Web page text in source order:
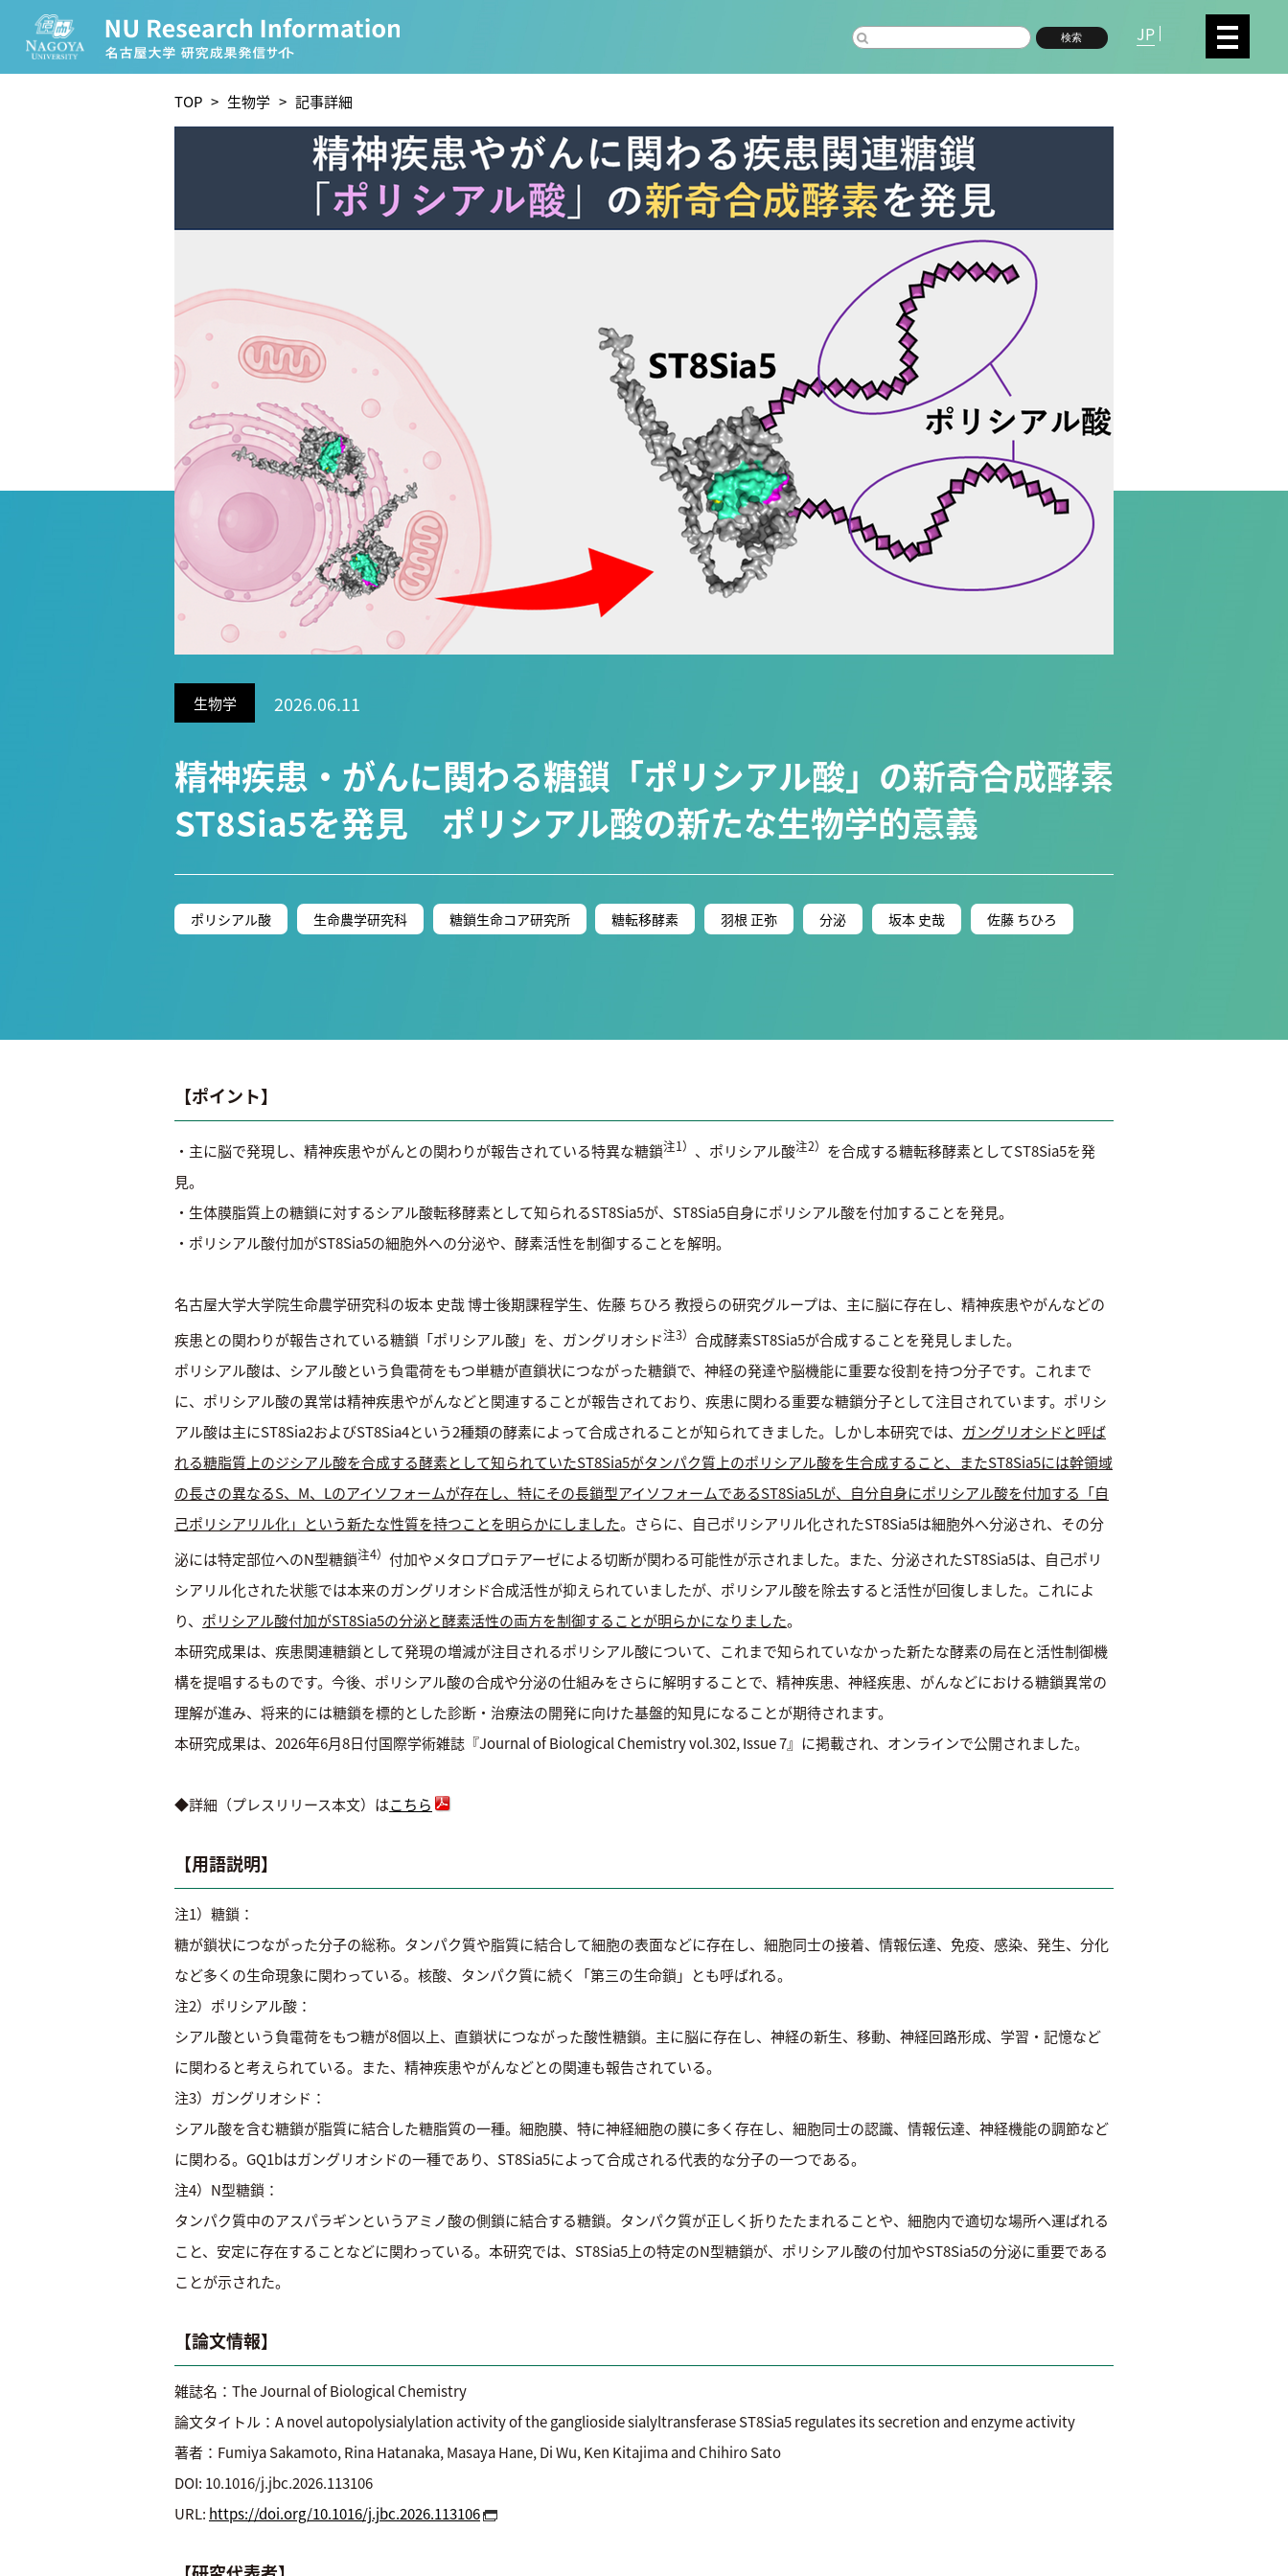
検索 JP
CATEGORY
生物学 社会科学 総合理工 総合生物 複合領域
化学 工学 情報学 数物系科学
工学研究科 (211) 医学系研究科 (177) 生命農学研究科 (116) トランスフォーマティブ生命分子研究所 (75) 環境学研究科 (67)
宙地球環境研究所 (63)
未来材料・システム研究所 (61) 情報学研究科 (47) 植物 (33) 機械学習 (31) 高等研究院 (26)
生物機能開発利用研究センタ
環境医学研究所 (23) 未来社会創造機構 (22) 宇宙 (21) 創薬科学研究科 (20) シロイヌナズナ (19)
Research VIDEOS
Researchers' VOICE
名古屋大学基金 研究者総覧
TOP > 生物学 > 記事詳細
生物学 2026.06.11
精神疾患・がんに関わる糖鎖「ポリシアル酸」の新奇合成酵素
ST8Sia5を発見 ポリシアル酸の新たな生物学的意義
ポリシアル酸 生命農学研究科 糖鎖生命コア研究所 糖転移酵素 羽根 正弥 分泌 坂本 史哉 佐藤 ちひろ
【ポイント】
・主に脳で発現し、精神疾患やがんとの関わりが報告されている特異な糖鎖注1） 、ポリシアル酸注2） を合成する糖転移酵素としてST8Sia5を発
見。
・生体膜脂質上の糖鎖に対するシアル酸転移酵素として知られるST8Sia5が、ST8Sia5自身にポリシアル酸を付加することを発見。
・ポリシアル酸付加がST8Sia5の細胞外への分泌や、酵素活性を制御することを解明。
名古屋大学大学院生命農学研究科の坂本 史哉 博士後期課程学生、佐藤 ちひろ 教授らの研究グループは、主に脳に存在し、精神疾患やがんなどの
疾患との関わりが報告されている糖鎖「ポリシアル酸」を、ガングリオシド注3） 合成酵素ST8Sia5が合成することを発見しました。
ポリシアル酸は、シアル酸という負電荷をもつ単糖が直鎖状につながった糖鎖で、神経の発達や脳機能に重要な役割を持つ分子です。これまで
に、ポリシアル酸の異常は精神疾患やがんなどと関連することが報告されており、疾患に関わる重要な糖鎖分子として注目されています。ポリシ
アル酸は主にST8Sia2およびST8Sia4という2種類の酵素によって合成されることが知られてきました。しかし本研究では、 ガングリオシドと呼ば
れる糖脂質上のジシアル酸を合成する酵素として知られていたST8Sia5がタンパク質上のポリシアル酸を生合成すること、またST8Sia5には幹領域
の長さの異なるS、M、Lのアイソフォームが存在し、特にその長鎖型アイソフォームであるST8Sia5Lが、自分自身にポリシアル酸を付加する「自
己ポリシアリル化」という新たな性質を持つことを明らかにしました。さらに、自己ポリシアリル化されたST8Sia5は細胞外へ分泌され、その分
泌には特定部位へのN型糖鎖注4） 付加やメタロプロテアーゼによる切断が関わる可能性が示されました。また、分泌されたST8Sia5は、自己ポリ
シアリル化された状態では本来のガングリオシド合成活性が抑えられていましたが、ポリシアル酸を除去すると活性が回復しました。これによ
り、 ポリシアル酸付加がST8Sia5の分泌と酵素活性の両方を制御することが明らかになりました。
本研究成果は、疾患関連糖鎖として発現の増減が注目されるポリシアル酸について、これまで知られていなかった新たな酵素の局在と活性制御機
構を提唱するものです。今後、ポリシアル酸の合成や分泌の仕組みをさらに解明することで、精神疾患、神経疾患、がんなどにおける糖鎖異常の
理解が進み、将来的には糖鎖を標的とした診断・治療法の開発に向けた基盤的知見になることが期待されます。
本研究成果は、2026年6月8日付国際学術雑誌『Journal of Biological Chemistry vol.302, Issue 7』に掲載され、オンラインで公開されました。
◆詳細（プレスリリース本文）はこちら
【用語説明】
注1）糖鎖：
糖が鎖状につながった分子の総称。タンパク質や脂質に結合して細胞の表面などに存在し、細胞同士の接着、情報伝達、免疫、感染、発生、分化
など多くの生命現象に関わっている。核酸、タンパク質に続く「第三の生命鎖」とも呼ばれる。
注2）ポリシアル酸：
シアル酸という負電荷をもつ糖が8個以上、直鎖状につながった酸性糖鎖。主に脳に存在し、神経の新生、移動、神経回路形成、学習・記憶など
に関わると考えられている。また、精神疾患やがんなどとの関連も報告されている。
注3）ガングリオシド：
シアル酸を含む糖鎖が脂質に結合した糖脂質の一種。細胞膜、特に神経細胞の膜に多く存在し、細胞同士の認識、情報伝達、神経機能の調節など
に関わる。GQ1bはガングリオシドの一種であり、ST8Sia5によって合成される代表的な分子の一つである。
注4）N型糖鎖：
タンパク質中のアスパラギンというアミノ酸の側鎖に結合する糖鎖。タンパク質が正しく折りたたまれることや、細胞内で適切な場所へ運ばれる
こと、安定に存在することなどに関わっている。本研究では、ST8Sia5上の特定のN型糖鎖が、ポリシアル酸の付加やST8Sia5の分泌に重要である
ことが示された。
【論文情報】
雑誌名：The Journal of Biological Chemistry
論文タイトル：A novel autopolysialylation activity of the ganglioside sialyltransferase ST8Sia5 regulates its secretion and enzyme activity
著者：Fumiya Sakamoto, Rina Hatanaka, Masaya Hane, Di Wu, Ken Kitajima and Chihiro Sato
DOI: 10.1016/j.jbc.2026.113106
URL: https://doi.org/10.1016/j.jbc.2026.113106